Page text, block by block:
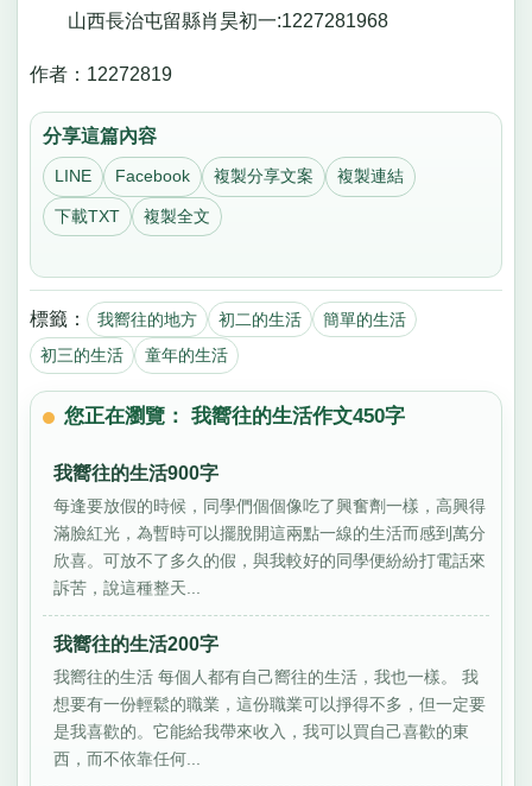
山西長治屯留縣肖昊初一:1227281968
作者：12272819
分享這篇內容
LINE Facebook 複製分享文案 複製連結
下載TXT 複製全文
標籤： 我嚮往的地方 初二的生活
簡單的生活
初三的生活
童年的生活
您正在瀏覽： 我嚮往的生活作文450字
我嚮往的生活900字
每逢要放假的時候，同學們個個像吃了興奮劑一樣，高興得
滿臉紅光，為暫時可以擺脫開這兩點一線的生活而感到萬分
欣喜。可放不了多久的假，與我較好的同學便紛紛打電話來
訴苦，說這種整天...
我嚮往的生活200字
我嚮往的生活 每個人都有自己嚮往的生活，我也一樣。 我
想要有一份輕鬆的職業，這份職業可以掙得不多，但一定要
是我喜歡的。它能給我帶來收入，我可以買自己喜歡的東
西，而不依靠任何...